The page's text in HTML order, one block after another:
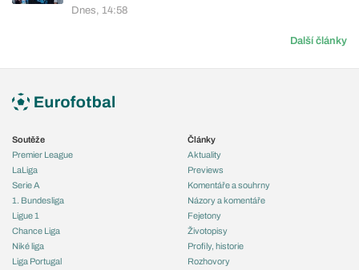
Dnes, 14:58
Další články
Soutěže
Premier League
LaLiga
Serie A
1. Bundesliga
Ligue 1
Chance Liga
Niké liga
Liga Portugal
Články
Aktuality
Previews
Komentáře a souhrny
Názory a komentáře
Fejetony
Životopisy
Profily, historie
Rozhovory